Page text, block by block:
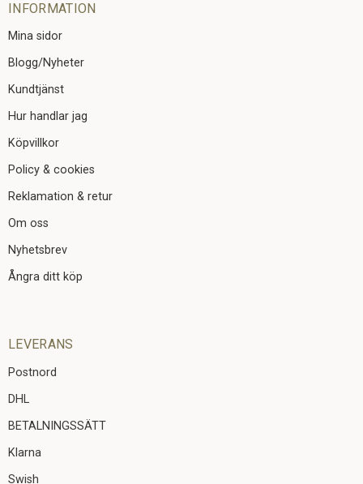
INFORMATION
Mina sidor
Blogg/Nyheter
Kundtjänst
Hur handlar jag
Köpvillkor
Policy & cookies
Reklamation & retur
Om oss
Nyhetsbrev
Ångra ditt köp
LEVERANS
Postnord
DHL
BETALNINGSSÄTT
Klarna
Swish